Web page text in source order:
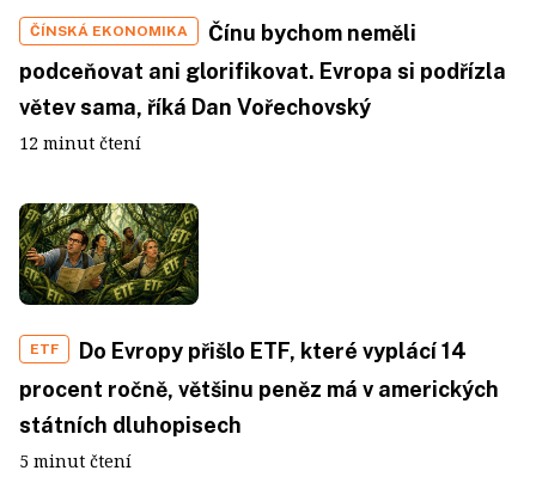
ČÍNSKÁ EKONOMIKA
Čínu bychom neměli
podceňovat ani glorifikovat. Evropa si podřízla
větev sama, říká Dan Vořechovský
12 minut čtení
ETF
Do Evropy přišlo ETF, které vyplácí 14
procent ročně, většinu peněz má v amerických
státních dluhopisech
5 minut čtení